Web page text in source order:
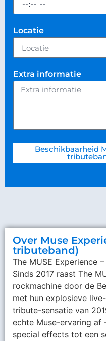
Locatie
Extra informatie
Beschikbaarheid
Over Muse
tributeband)
The MUSE Experience
Sinds 2017 raast The
rockmachine door de
met hun explosieve
tribute-sensatie van
echte Muse-ervaring af
special effects tot een